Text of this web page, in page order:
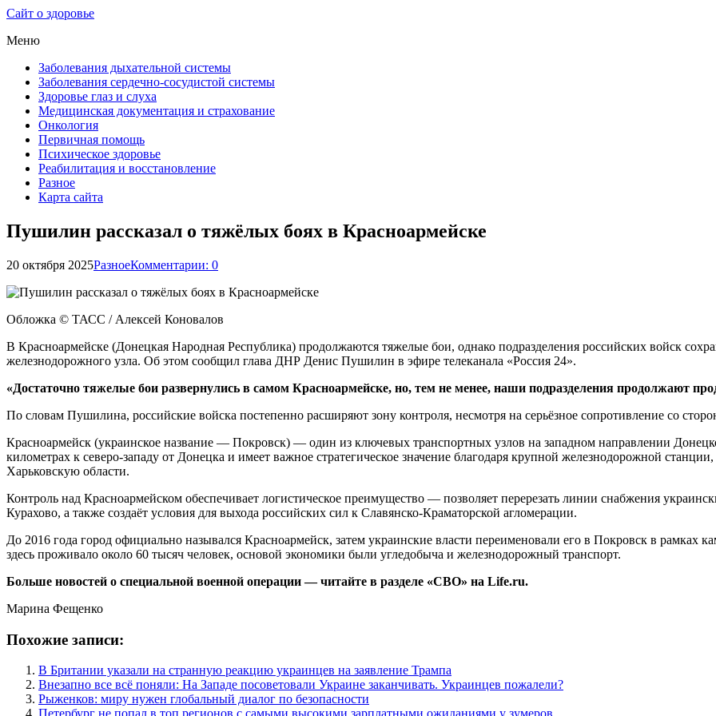
Сайт о здоровье
Меню
Заболевания дыхательной системы
Заболевания сердечно-сосудистой системы
Здоровье глаз и слуха
Медицинская документация и страхование
Онкология
Первичная помощь
Психическое здоровье
Реабилитация и восстановление
Разное
Карта сайта
Пушилин рассказал о тяжёлых боях в Красноармейске
20 октября 2025РазноеКомментарии: 0
Обложка © ТАСС / Алексей Коновалов
В Красноармейске (Донецкая Народная Республика) продолжаются тяжелые бои, однако подразделения российских войск
железнодорожного узла. Об этом сообщил глава ДНР Денис Пушилин в эфире телеканала «Россия 24».
«Достаточно тяжелые бои развернулись в самом Красноармейске, но, тем не менее, наши подразделения продолжают
По словам Пушилина, российские войска постепенно расширяют зону контроля, несмотря на серьёзное сопротивление со
Красноармейск (украинское название — Покровск) — один из ключевых транспортных узлов на западном направлении
километрах к северо-западу от Донецка и имеет важное стратегическое значение благодаря крупной железнодорожной
Харьковскую области.
Контроль над Красноармейском обеспечивает логистическое преимущество — позволяет перерезать линии снабжения
Курахово, а также создаёт условия для выхода российских сил к Славянско-Краматорской агломерации.
До 2016 года город официально назывался Красноармейск, затем украинские власти переименовали его в Покровск в рамках
здесь проживало около 60 тысяч человек, основой экономики были угледобыча и железнодорожный транспорт.
Больше новостей о специальной военной операции — читайте в разделе «СВО» на Life.ru.
Марина Фещенко
Похожие записи:
В Британии указали на странную реакцию украинцев на заявление Трампа
Внезапно все всё поняли: На Западе посоветовали Украине заканчивать. Украинцев пожалели?
Рыженков: миру нужен глобальный диалог по безопасности